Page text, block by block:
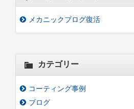
メカニックブログ復活
カテゴリー
コーティング事例
ブログ